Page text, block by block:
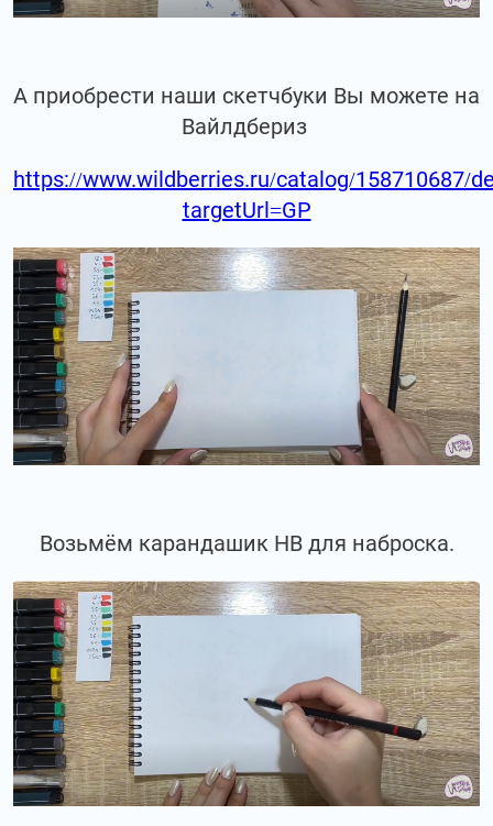
А приобрести наши скетчбуки Вы можете на
Вайлдбериз
https://www.wildberries.ru/catalog/158710687/
targetUrl=GP
Возьмём карандашик НВ для наброска.